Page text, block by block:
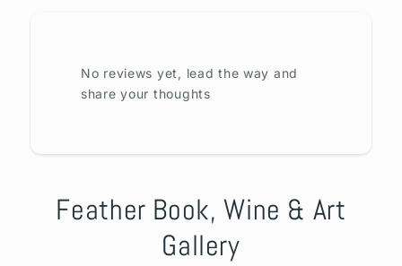
No reviews yet, lead the way and
share your thoughts
Feather Book, Wine & Art
Gallery